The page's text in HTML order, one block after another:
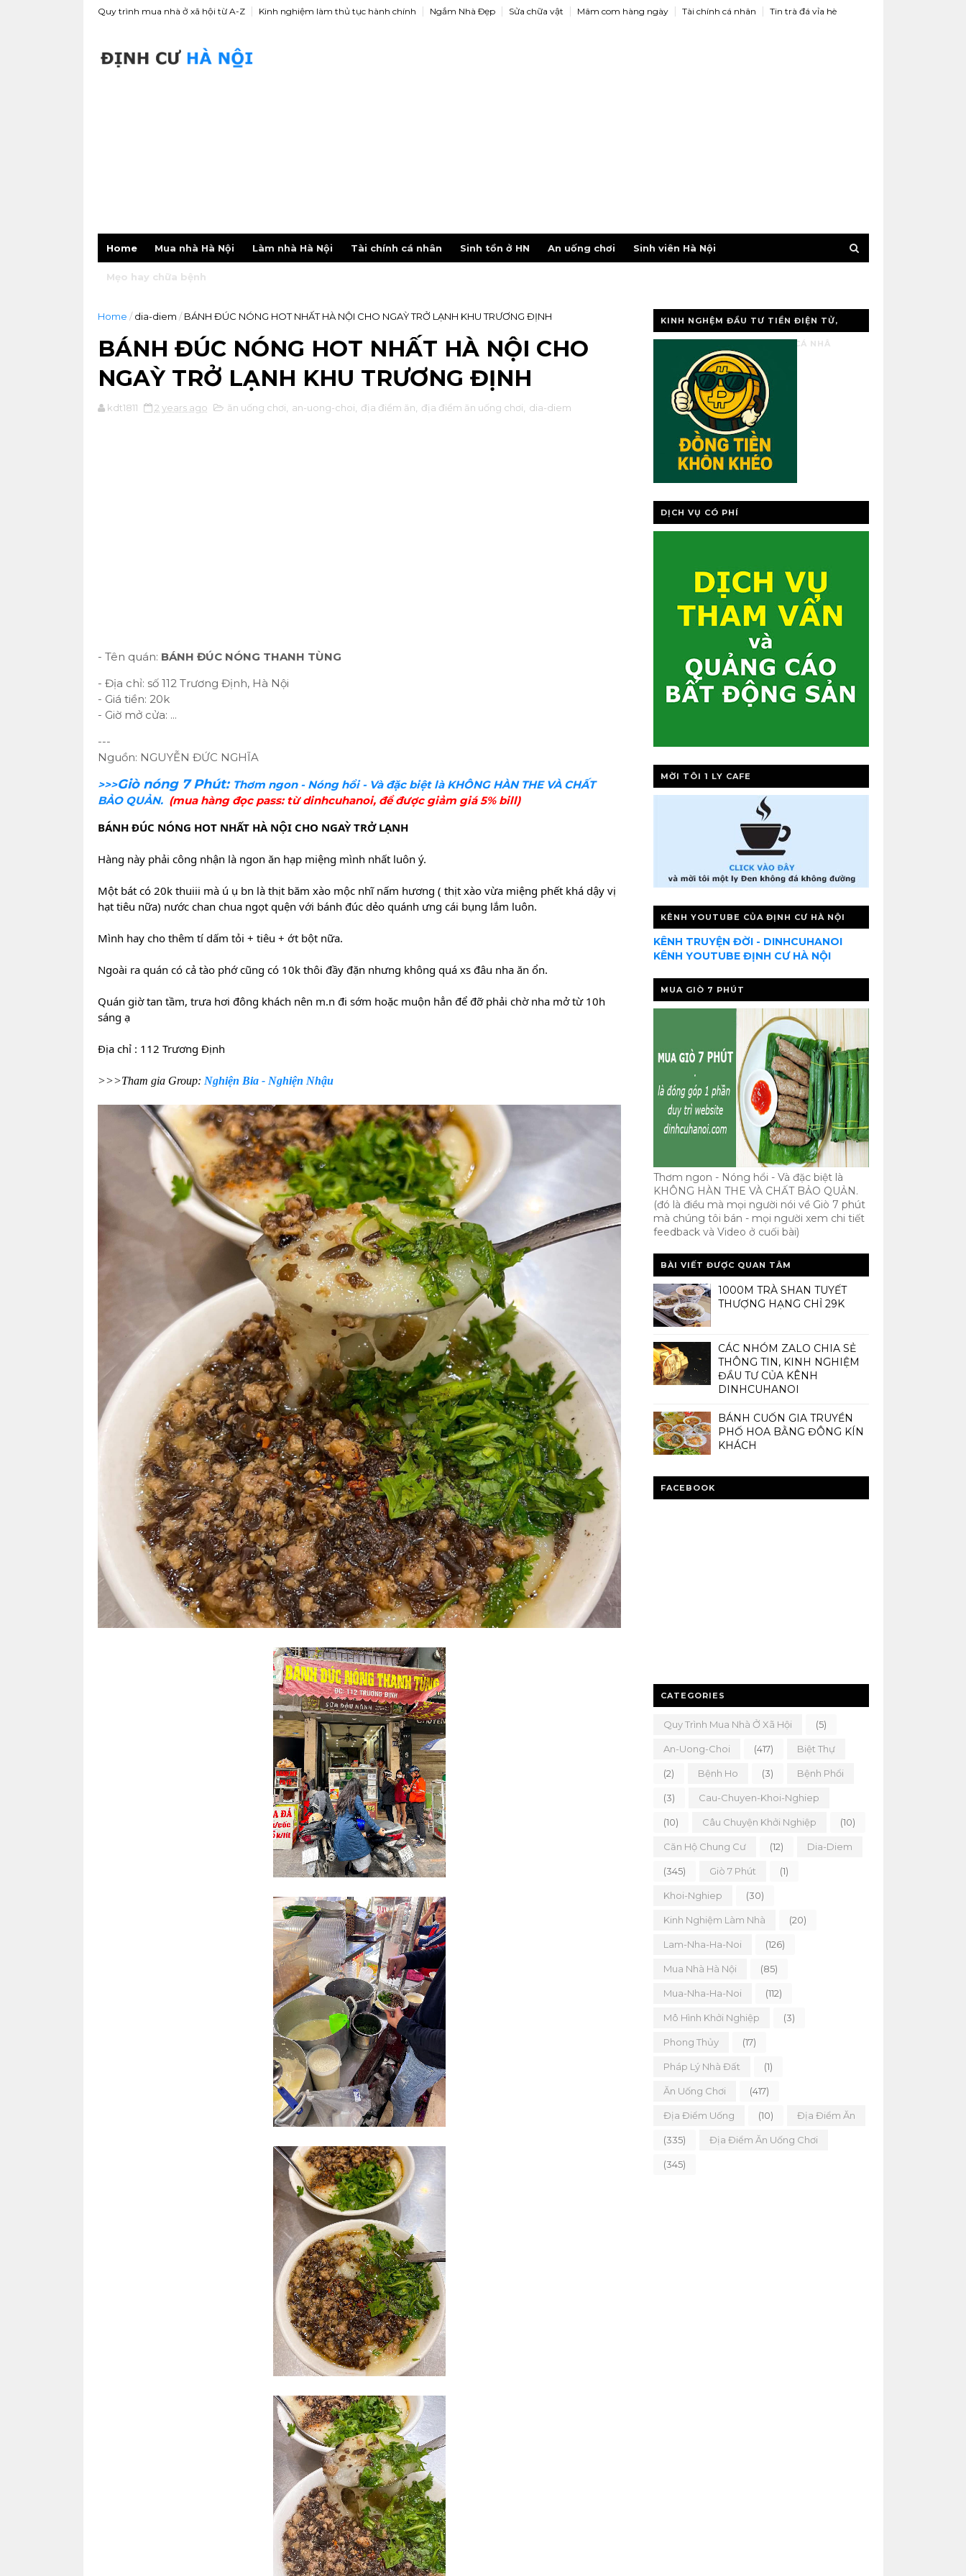
Quy trình mua nhà ở xã hội từ A-Z Kinh nghiệm làm thủ tục hành chính Ngắm Nhà Ðẹp Sửa chữa vật Mâm com hàng ngày Tài chính cá nhân Tin trà đá vỉa hè
Home Mua nhà Hà Nội Làm nhà Hà Nội Tài chính cá nhân Sinh tồn ở HN An uống chơi Sinh viên Hà Nội
Mẹo hay chữa bệnh
Home / dia-diem / BÁNH ĐÚC NÓNG HOT NHẤT HÀ NỘI CHO NGAỲ TRỞ LẠNH KHU TRƯƠNG ĐỊNH
BÁNH ĐÚC NÓNG HOT NHẤT HÀ NỘI CHO
NGAỲ TRỞ LẠNH KHU TRƯƠNG ĐỊNH
kdt1811 2 years ago ăn uống chơi an-uong-choi địa điểm ăn địa điểm ăn uống chơi dia-diem
- Tên quán: BÁNH ĐÚC NÓNG THANH TÙNG
- Địa chỉ: số 112 Trương Định, Hà Nội
- Giá tiền: 20k
- Giờ mở cửa: ...
---
Nguồn: NGUYỄN ĐỨC NGHĨA
>>>Giò nóng 7 Phút: Thơm ngon - Nóng hổi - Và đặc biệt là KHÔNG HÀN THE VÀ CHẤT
BẢO QUẢN. (mua hàng đọc pass: từ dinhcuhanoi, để được giảm giá 5% bill)
BÁNH ĐÚC NÓNG HOT NHẤT HÀ NỘI CHO NGAỲ TRỞ LẠNH
Hàng này phải công nhận là ngon ăn hạp miệng mình nhất luôn ý.
Một bát có 20k thuiii mà ú ụ bn là thịt băm xào mộc nhĩ nấm hương ( thịt xào vừa miệng phết khá dậy vị
hạt tiêu nữa) nước chan chua ngọt quện với bánh đúc dẻo quánh ưng cái bụng lắm luôn.
Mình hay cho thêm tí dấm tỏi + tiêu + ớt bột nữa.
Ngoài ra quán có cả tào phớ cũng có 10k thôi đầy đặn nhưng không quá xs đâu nha ăn ổn.
Quán giờ tan tầm, trưa hơi đông khách nên m.n đi sớm hoặc muộn hẳn để đỡ phải chờ nha mở từ 10h
sáng ạ
Địa chỉ : 112 Trương Định
>>>Tham gia Group: Nghiện Bia - Nghiện Nhậu
KINH NGHỆM ĐẦU TƯ TIỀN ĐIỆN TỬ,
VÀNG, QUẢN LÝ TÀI CHÍNH CÁ NHÂ
DỊCH VỤ CÓ PHÍ
MỜI TÔI 1 LY CAFE
KÊNH YOUTUBE CỦA ĐỊNH CƯ HÀ NỘI
KÊNH TRUYỆN ĐỜI - DINHCUHANOI
KÊNH YOUTUBE ĐỊNH CƯ HÀ NỘI
MUA GIÒ 7 PHÚT
Thơm ngon - Nóng hổi - Và đặc biệt là
KHÔNG HÀN THE VÀ CHẤT BẢO QUẢN.
(đó là điều mà mọi người nói về Giò 7 phút
mà chúng tôi bán - mọi người xem chi tiết
feedback và Video ở cuối bài)
BÀI VIẾT ĐƯỢC QUAN TÂM
1000M TRÀ SHAN TUYẾT
THƯỢNG HẠNG CHỈ 29K
CÁC NHÓM ZALO CHIA SẺ
THÔNG TIN, KINH NGHIỆM
ĐẦU TƯ CỦA KÊNH
DINHCUHANOI
BÁNH CUỐN GIA TRUYỀN
PHỐ HOA BẰNG ĐÔNG KÍN
KHÁCH
FACEBOOK
CATEGORIES
Quy Trình Mua Nhà Ở Xã Hội (5)
An-Uong-Choi (417) Biệt Thự
(2) Bệnh Ho (3) Bệnh Phổi
(3) Cau-Chuyen-Khoi-Nghiep
(10) Câu Chuyện Khởi Nghiệp (10)
Căn Hộ Chung Cư (12) Dia-Diem
(345) Giò 7 Phút (1)
Khoi-Nghiep (30)
Kinh Nghiệm Làm Nhà (20)
Lam-Nha-Ha-Noi (126)
Mua Nhà Hà Nội (85)
Mua-Nha-Ha-Noi (112)
Mô Hình Khởi Nghiệp (3)
Phong Thủy (17)
Pháp Lý Nhà Đất (1)
Ăn Uống Chơi (417)
Địa Điểm Uống (10) Địa Điểm Ăn
(335) Địa Điểm Ăn Uống Chơi
(345)